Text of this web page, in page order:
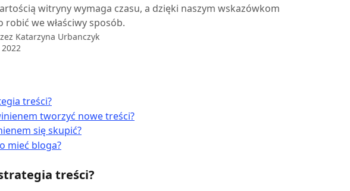
witryny wymaga czasu, a dzięki naszym wskazówkom
robić we właściwy sposób.
Katarzyna Urbanczyk
treści?
tworzyć nowe treści?
się skupić?
mieć bloga?
treści?